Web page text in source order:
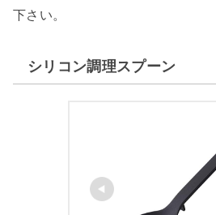
下さい。
シリコン調理スプーン